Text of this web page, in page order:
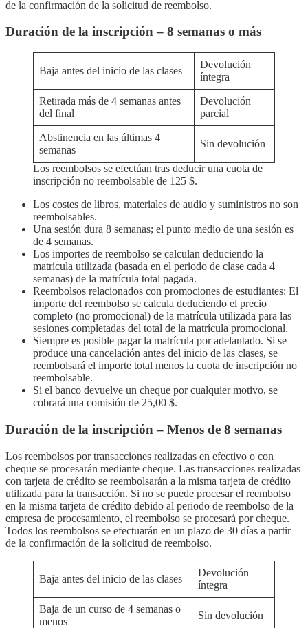
de la confirmación de la solicitud de reembolso.
Duración de la inscripción – 8 semanas o más
Baja antes del inicio de las clases
Devolución
íntegra
Retirada más de 4 semanas antes
del final
Devolución
parcial
Abstinencia en las últimas 4
semanas
Sin devolución
Los reembolsos se efectúan tras deducir una cuota de
inscripción no reembolsable de 125 $.
Los costes de libros, materiales de audio y suministros no son
reembolsables.
Una sesión dura 8 semanas; el punto medio de una sesión es
de 4 semanas.
Los importes de reembolso se calculan deduciendo la
matrícula utilizada (basada en el periodo de clase cada 4
semanas) de la matrícula total pagada.
Reembolsos relacionados con promociones de estudiantes: El
importe del reembolso se calcula deduciendo el precio
completo (no promocional) de la matrícula utilizada para las
sesiones completadas del total de la matrícula promocional.
Siempre es posible pagar la matrícula por adelantado. Si se
produce una cancelación antes del inicio de las clases, se
reembolsará el importe total menos la cuota de inscripción no
reembolsable.
Si el banco devuelve un cheque por cualquier motivo, se
cobrará una comisión de 25,00 $.
Duración de la inscripción – Menos de 8 semanas
Los reembolsos por transacciones realizadas en efectivo o con
cheque se procesarán mediante cheque. Las transacciones realizadas
con tarjeta de crédito se reembolsarán a la misma tarjeta de crédito
utilizada para la transacción. Si no se puede procesar el reembolso
en la misma tarjeta de crédito debido al periodo de reembolso de la
empresa de procesamiento, el reembolso se procesará por cheque.
Todos los reembolsos se efectuarán en un plazo de 30 días a partir
de la confirmación de la solicitud de reembolso.
Baja antes del inicio de las clases
Devolución
íntegra
Baja de un curso de 4 semanas o
menos
Sin devolución